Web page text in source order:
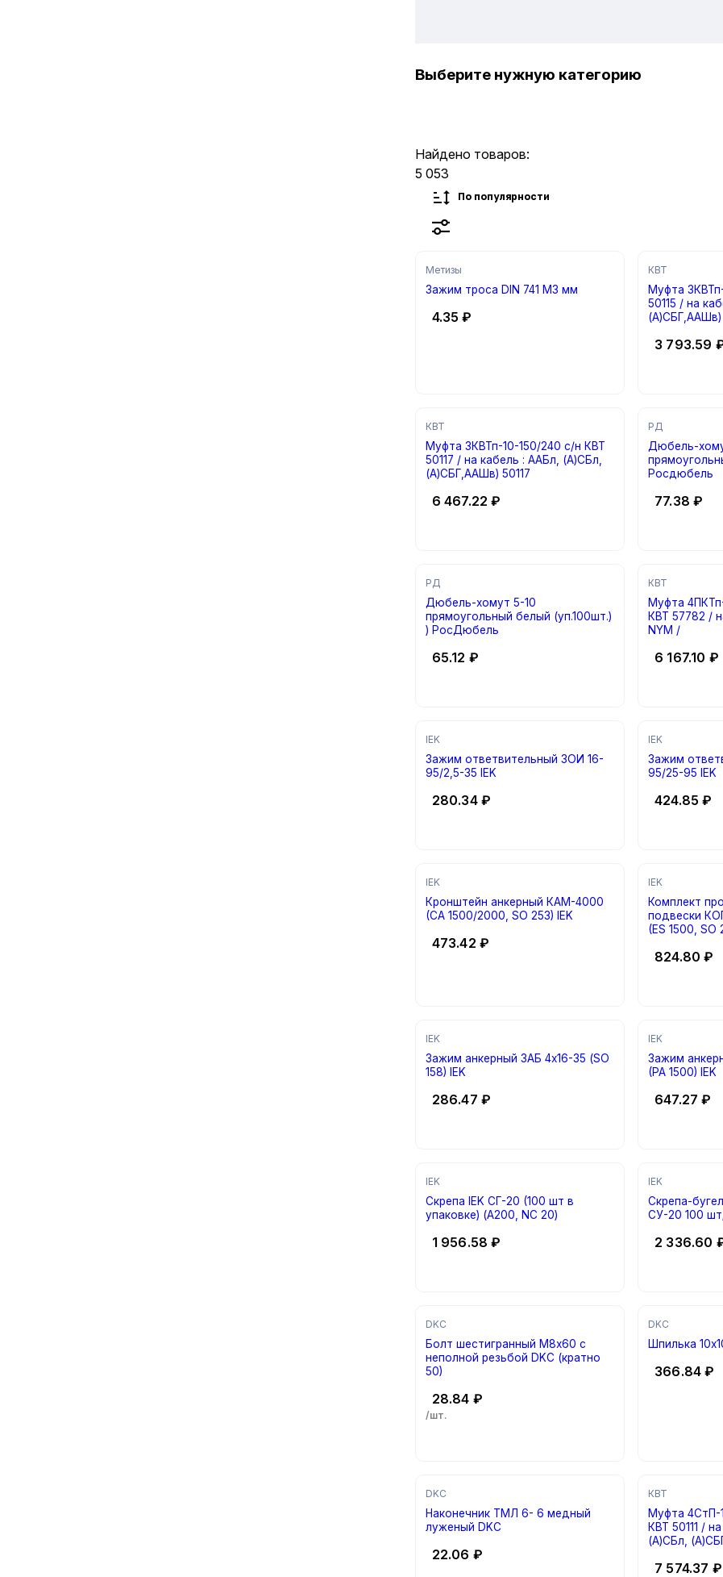
Выберите нужную категорию
Найдено товаров:
5 053
По популярности
Метизы
Зажим троса DIN 741 М3 мм
4.35 ₽
КВТ
Муфта
50115 / на кабель : ААБл, (А)СБл,
(А)СБГ,ААШв)
3 793.59
КВТ
Муфта 3КВТп-10-150/240 с/н КВТ
50117 / на кабель : ААБл, (А)СБл,
(А)СБГ,ААШв) 50117
6 467.22 ₽
РД
Дюбель-хомут
Росдюбель
77.38 ₽
РД
Дюбель-хомут 5-10
прямоугольный белый (уп.100шт.)
) РосДюбель
65.12 ₽
КВТ
Муфта
КВТ 57782 /
NYM /
6 167.10 ₽
IEK
Зажим ответвительный ЗОИ 16-
95/2,5-35 IEK
280.34 ₽
IEK
Зажим
95/25-95 IEK
424.85 ₽
IEK
Кронштейн анкерный КАМ-4000
(CA 1500/2000, SO 253) IEK
473.42 ₽
IEK
Комплект
подвески
(ES 1500, SO
824.80 ₽
IEK
Зажим анкерный ЗАБ 4х16-35 (SO
158) IEK
286.47 ₽
IEK
Зажим
(PA 1500) IEK
647.27 ₽
IEK
Скрепа IEK СГ-20 (100 шт в
упаковке) (A200, NC 20)
1 956.58 ₽
IEK
Скрепа-
СУ-20 100
2 336.60
DKC
Болт шестигранный М8х60 с
неполной резьбой DKC (кратно
50)
28.84 ₽
/шт.
DKC
366.84 ₽
DKC
Наконечник ТМЛ 6- 6 медный
луженый DKC
22.06 ₽
КВТ
Муфта 4СтП-
КВТ 50111 /
(А)СБл,
7 574.37 ₽